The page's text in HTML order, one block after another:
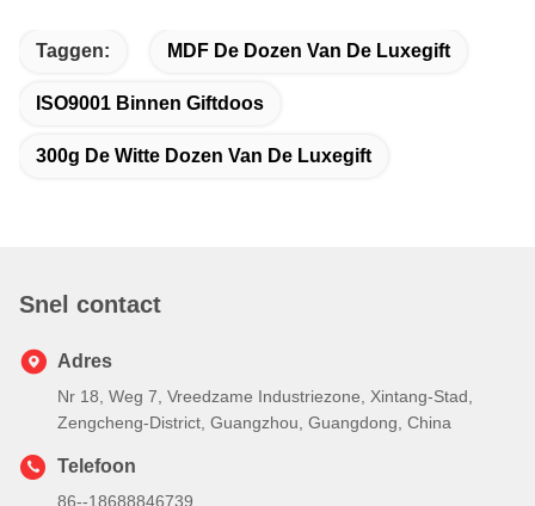
Taggen: MDF De Dozen Van De Luxegift
ISO9001 Binnen Giftdoos
300g De Witte Dozen Van De Luxegift
Snel contact
Adres
Nr 18, Weg 7, Vreedzame Industriezone, Xintang-Stad,
Zengcheng-District, Guangzhou, Guangdong, China
Telefoon
86--18688846739